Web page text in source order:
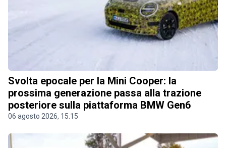
Svolta epocale per la Mini Cooper: la
prossima generazione passa alla trazione
posteriore sulla piattaforma BMW Gen6
06 agosto 2026, 15.15